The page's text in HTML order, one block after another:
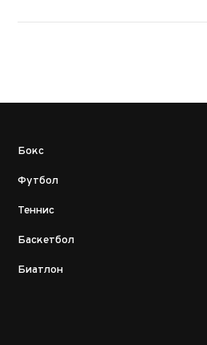
Бокс
Футбол
Теннис
Баскетбол
Биатлон